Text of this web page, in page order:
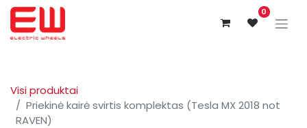
0
Visi produktai
Priekinė kairė svirtis komplektas (Tesla MX 2018 not
RAVEN)